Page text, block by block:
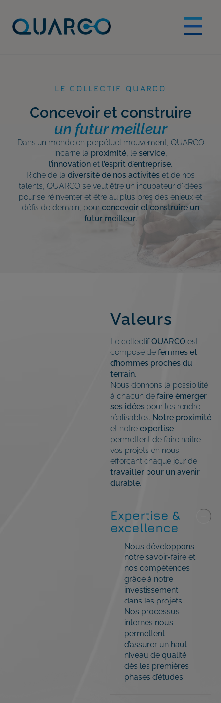
LE COLLECTIF QUARCO
Concevoir et construire
un futur meilleur
Dans un monde en perpétuel mouvement, QUARCO
incarne la proximité, le service,
l’innovation et l’esprit d’entreprise.
Riche de la diversité de nos activités et de nos
talents, QUARCO se veut être un incubateur d’idées
pour se réinventer et être au plus près des enjeux et
défis de demain, pour concevoir et construire un
futur meilleur.
Valeurs
Le collectifQUARCO est
composé de femmes et
d’hommes proches du
terrain.
Nous donnons la possibilité
à chacun de faire émerger
ses idées pour les rendre
réalisables. Notre proximité
et notre expertise
permettent de faire naître
vos projets en nous
efforçant chaque jour de
travailler pour un avenir
durable.
Expertise &
excellence
Nous développons
notre savoir-faire et
nos compétences
grâce à notre
investissement
dans les projets.
Nos processus
internes nous
permettent
d’assurer un haut
niveau de qualité
dès les premières
phases d’études.